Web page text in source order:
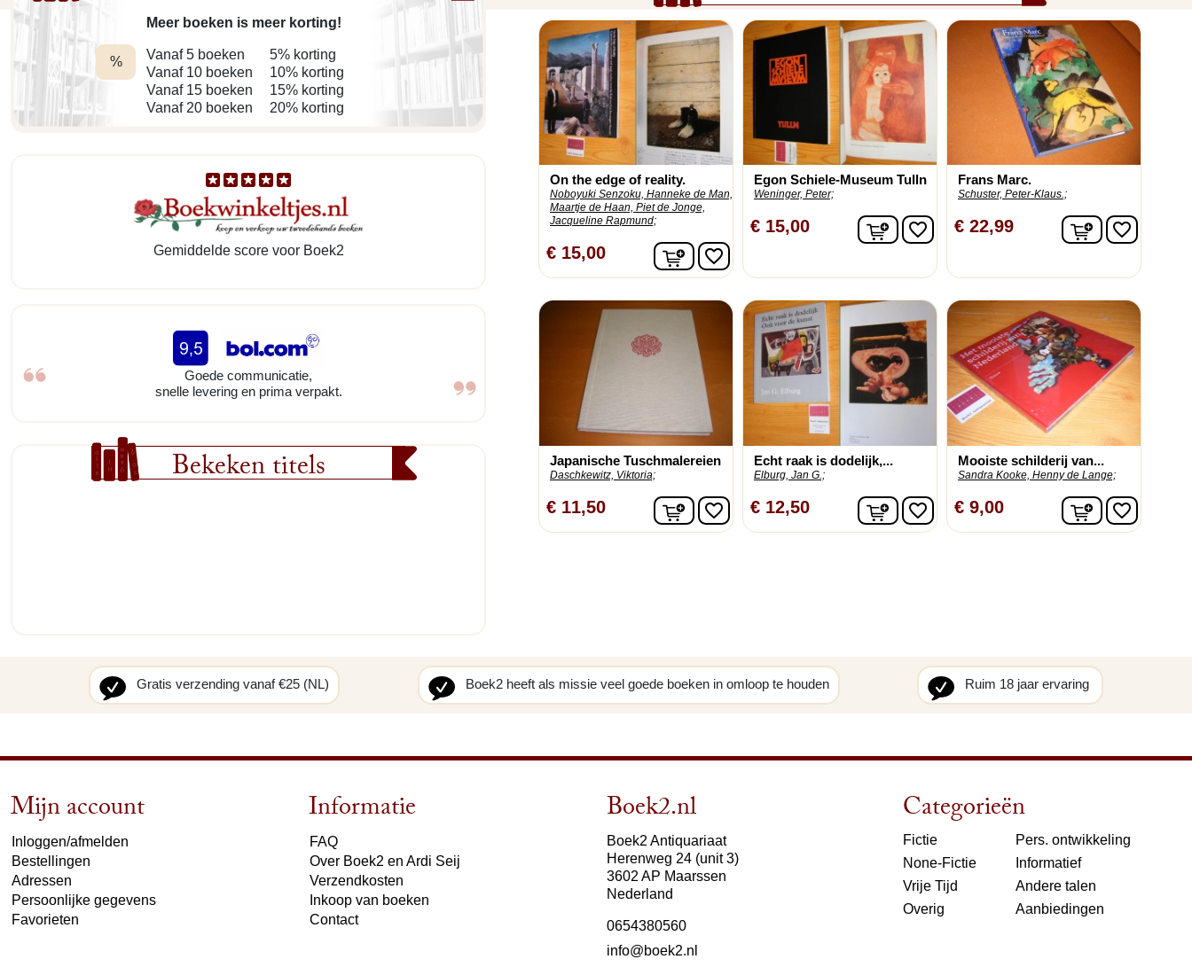
%
Meer boeken is meer korting!
Vanaf 5 boeken
Vanaf 10 boeken
Vanaf 15 boeken
Vanaf 20 boeken
5% korting
10% korting
15% korting
20% korting
Gemiddelde score voor Boek2
Goede communicatie,
snelle levering en prima verpakt.
Bekeken titels
On the edge of reality.
Noboyuki Senzoku, Hanneke de Man,
Maartje de Haan, Piet de Jonge,
Jacqueline Rapmund;
€ 15,00 In winkelwagen
favorite_border
Egon Schiele-Museum Tulln
Weninger, Peter;
€ 15,00 In winkelwagen
favorite_border
Frans Marc.
Schuster, Peter-Klaus.;
€ 22,99 Infavorite_border
Japanische Tuschmalereien
Daschkewitz, Viktoria;
€ 11,50 In winkelwagen
favorite_border
Echt raak is dodelijk,...
Elburg, Jan G.;
€ 12,50 In winkelwagen
favorite_border
Mooiste schilderij van...
Sandra Kooke, Henny de Lange;
€ 9,00 Infavorite_border
Gratis verzending vanaf €25 (NL) Boek2 heeft als missie veel goede boeken in omloop te houden Ruim 18 jaar ervaring
Mijn account
Inloggen/afmelden
Bestellingen
Adressen
Persoonlijke gegevens
Favorieten
Informatie
FAQ
Over Boek2 en Ardi Seij
Verzendkosten
Inkoop van boeken
Contact
Boek2.nl
Boek2 Antiquariaat
Herenweg 24 (unit 3)
3602 AP Maarssen
Nederland
0654380560
info@boek2.nl
Categorieën
Fictie
None-Fictie
Vrije Tijd
Overig
Pers. ontwikkeling
Informatief
Andere talen
Aanbiedingen